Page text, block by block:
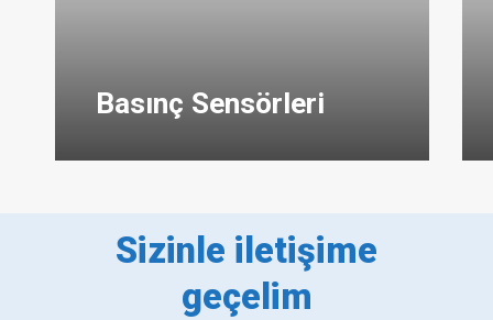
Basınç Sensörleri
Sizinle iletişime
geçelim